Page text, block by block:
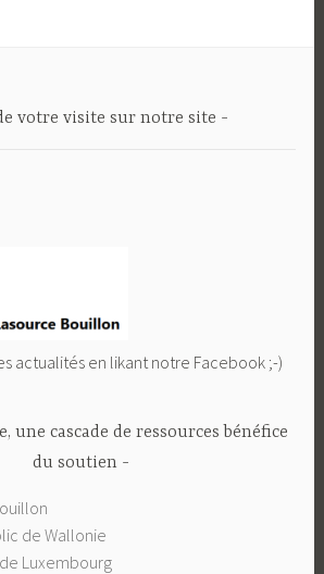
votre visite sur notre site
actualités en likant notre Facebook ;-)
une cascade de ressources bénéfice
du soutien
de Wallonie
Luxembourg